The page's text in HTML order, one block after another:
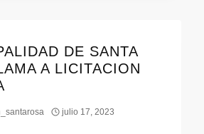
DE SANTA
A LICITACION
julio 17, 2023